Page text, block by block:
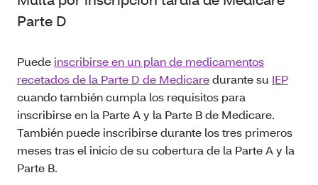
Parte D
Puede inscribirse en un plan de medicamentos
recetados de la Parte D de Medicaredurante su IEP
cuando también cumpla los requisitos para
inscribirse en la Parte A y la Parte B de Medicare.
También puede inscribirse durante los tres primeros
meses tras el inicio de su cobertura de la Parte A y la
Parte B.